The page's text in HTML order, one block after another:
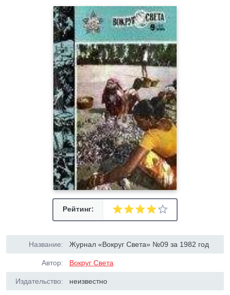
Рейтинг:
Название: Журнал «Вокруг Света» №09 за 1982 год
Автор: Вокруг Света
Издательство: неизвестно